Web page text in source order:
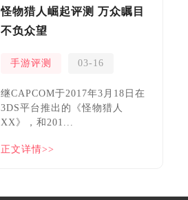
怪物猎人崛起评测 万众瞩目
不负众望
手游评测 03-16
继CAPCOM于2017年3月18日在
3DS平台推出的《怪物猎人
XX》，和201...
正文详情>>